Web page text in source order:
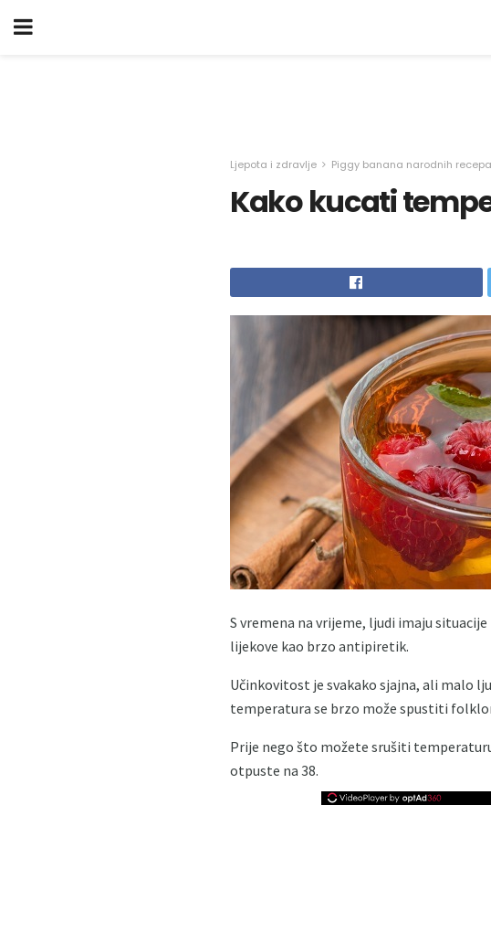
Ljepota i zdravlje Piggy banana narodnih
Kako kucati
S vremena na vrijeme, ljudi imaju
lijekove kao brzo antipiretik.
Učinkovitost je svakako sjajna, ali malo
temperatura se brzo može spustiti
Prije nego što možete srušiti
otpuste na 38.